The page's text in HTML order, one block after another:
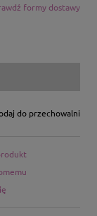
formy dostawy
do przechowalni